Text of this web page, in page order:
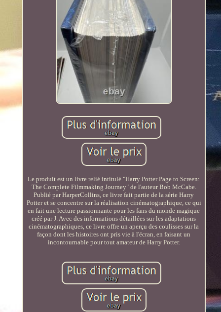
Le produit est un livre relié intitulé "Harry Potter Page to Screen:
The Complete Filmmaking Journey" de l'auteur Bob McCabe.
Publié par HarperCollins, ce livre fait partie de la série Harry
Potter et se concentre sur la réalisation cinématographique, ce qui
en fait une lecture passionnante pour les fans du monde magique
créé par J. Avec des informations détaillées sur les adaptations
cinématographiques, ce livre offre un aperçu des coulisses sur la
façon dont les histoires ont pris vie à l'écran, en faisant un
incontournable pour tout amateur de Harry Potter.